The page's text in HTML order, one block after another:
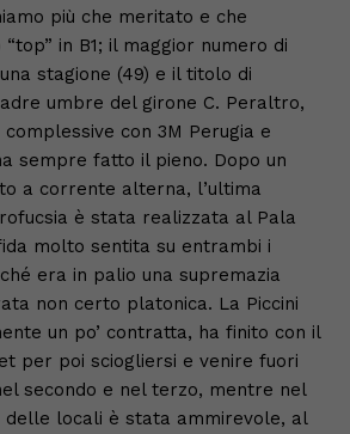
più che meritato e che
in B1; il maggior numero di
stagione (49) e il titolo di
umbre del girone C. Peraltro,
con 3M Perugia e
sempre fatto il pieno. Dopo un
a corrente alterna, l’ultima
è stata realizzata al Pala
molto sentita su entrambi i
era in palio una supremazia
non certo platonica. La Piccini
un po’ contratta, ha finito con il
per poi sciogliersi e venire fuori
secondo e nel terzo, mentre nel
delle locali è stata ammirevole, al